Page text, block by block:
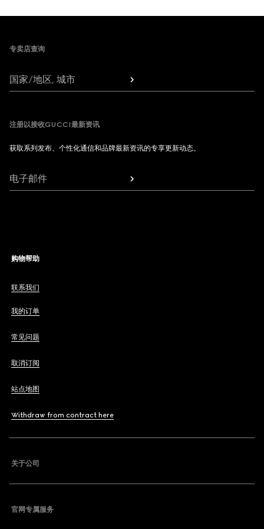
专卖店查询
国家/地区, 城市
注册以接收GUCCI最新资讯
获取系列发布、个性化通信和品牌最新资讯的专享更新动态。
电子邮件
购物帮助
联系我们
我的订单
常见问题
取消订阅
站点地图
Withdraw from contract here
关于公司
官网专属服务